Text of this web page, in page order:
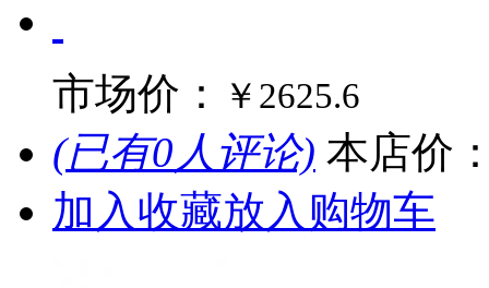
市场价： ￥2625.6
(已有0人评论) 本店价
加入收藏放入购物车